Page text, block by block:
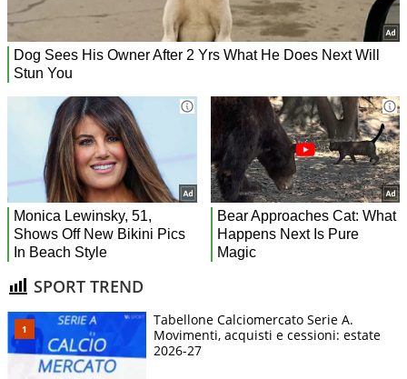
SPORT TREND
Tabellone Calciomercato Serie A.
Movimenti, acquisti e cessioni: estate
2026-27